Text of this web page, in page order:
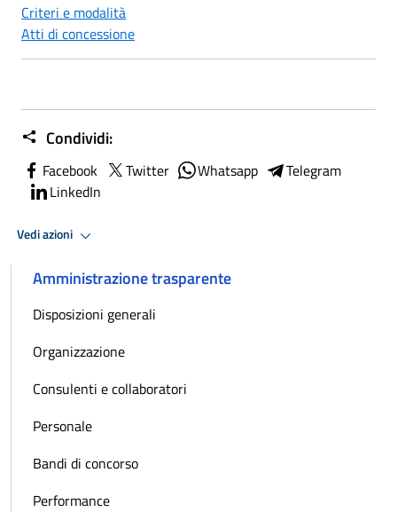
Criteri e modalità
Atti di concessione
Condividi:
Facebook Twitter Whatsapp
Telegram
LinkedIn
Vedi azioni
Amministrazione trasparente
Disposizioni generali
Organizzazione
Consulenti e collaboratori
Personale
Bandi di concorso
Performance